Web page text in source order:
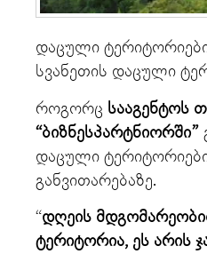
დაცული
სვანეთის დაცული
როგორც სააგენტოს
“ბიზნესპარტნიორში”
დაცული
განვითარებაზე.
“დღეის
ტერიტორია, ეს არის